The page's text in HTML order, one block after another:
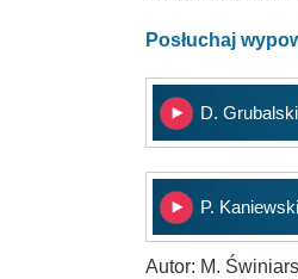
Posłuchaj
D. Grubalski
P. Kaniewski
Autor: M.